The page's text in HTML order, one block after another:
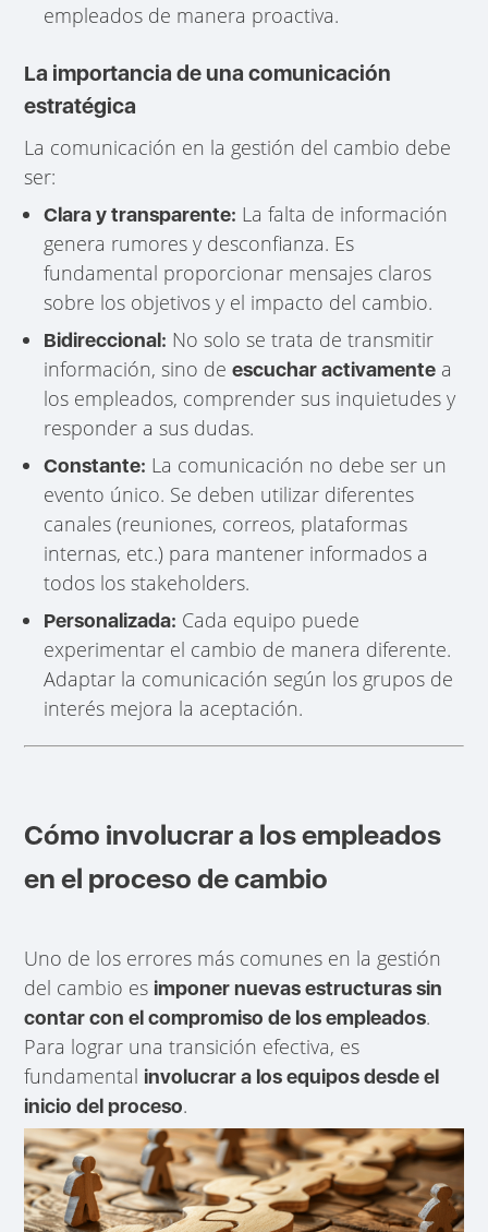
empleados de manera proactiva.
La importancia de una comunicación
estratégica
La comunicación en la gestión del cambio debe
ser:
Clara y transparente: La falta de información
genera rumores y desconfianza. Es
fundamental proporcionar mensajes claros
sobre los objetivos y el impacto del cambio.
Bidireccional: No solo se trata de transmitir
información, sino deescuchar activamente a
los empleados, comprender sus inquietudes y
responder a sus dudas.
Constante: La comunicación no debe ser un
evento único. Se deben utilizar diferentes
canales (reuniones, correos, plataformas
internas, etc.) para mantener informados a
todos los stakeholders.
Personalizada: Cada equipo puede
experimentar el cambio de manera diferente.
Adaptar la comunicación según los grupos de
interés mejora la aceptación.
Cómo involucrar a los empleados
en el proceso de cambio
Uno de los errores más comunes en la gestión
del cambio es imponer nuevas estructuras sin
contar con el compromiso de los empleados.
Para lograr una transición efectiva, es
fundamental involucrar a los equipos desde el
inicio del proceso.